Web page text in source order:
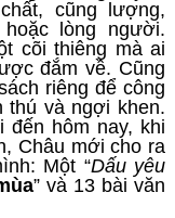
cũng lượng,
lòng người.
cõi thiêng mà ai
đắm về. Cũng
riêng để công
thú và ngợi khen.
đến hôm nay, khi
Châu mới cho ra
Một “Dấu yêu
” và 13 bài văn